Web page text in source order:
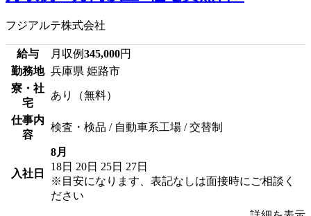
フジアルテ株式会社
給与 月収例345,000円
勤務地 兵庫県 姫路市
寮・社
宅
あり（無料）
仕事内
容
検査・検品 / 自動車系工場 / 交替制
入社日
8月
18日 20日 25日 27日
※目安になります、表記なしは面接時にご相談く
ださい